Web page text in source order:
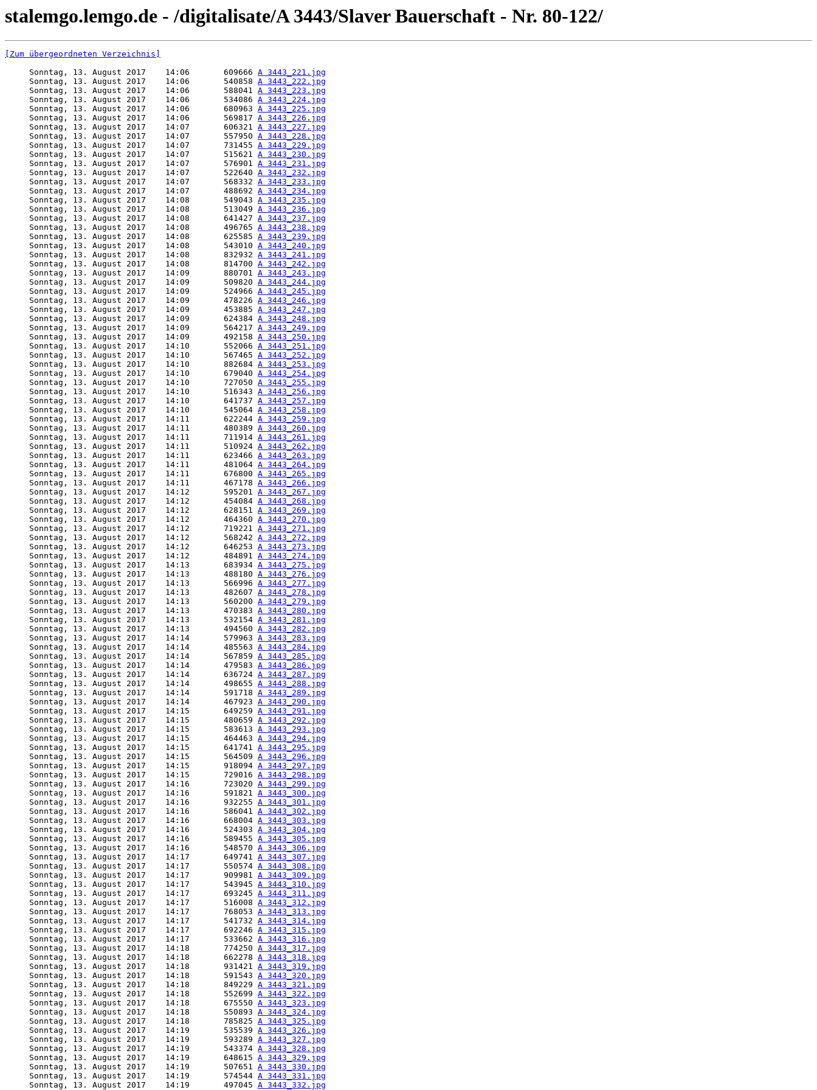
stalemgo.lemgo.de - /digitalisate/A 3443/Slaver Bauerschaft - Nr. 80-122/
[Zum übergeordneten Verzeichnis]
     Sonntag, 13. August 2017    14:06       609666
A 3443_221.jpg
     Sonntag, 13. August 2017    14:06       540858
A 3443_222.jpg
     Sonntag, 13. August 2017    14:06       588041
A 3443_223.jpg
     Sonntag, 13. August 2017    14:06       534086
A 3443_224.jpg
     Sonntag, 13. August 2017    14:06       680963
A 3443_225.jpg
     Sonntag, 13. August 2017    14:06       569817
A 3443_226.jpg
     Sonntag, 13. August 2017    14:07       606321
A 3443_227.jpg
     Sonntag, 13. August 2017    14:07       557950
A 3443_228.jpg
     Sonntag, 13. August 2017    14:07       731455
A 3443_229.jpg
     Sonntag, 13. August 2017    14:07       515621
A 3443_230.jpg
     Sonntag, 13. August 2017    14:07       576901
A 3443_231.jpg
     Sonntag, 13. August 2017    14:07       522640
A 3443_232.jpg
     Sonntag, 13. August 2017    14:07       568332
A 3443_233.jpg
     Sonntag, 13. August 2017    14:07       488692
A 3443_234.jpg
     Sonntag, 13. August 2017    14:08       549043
A 3443_235.jpg
     Sonntag, 13. August 2017    14:08       513049
A 3443_236.jpg
     Sonntag, 13. August 2017    14:08       641427
A 3443_237.jpg
     Sonntag, 13. August 2017    14:08       496765
A 3443_238.jpg
     Sonntag, 13. August 2017    14:08       625585
A 3443_239.jpg
     Sonntag, 13. August 2017    14:08       543010
A 3443_240.jpg
     Sonntag, 13. August 2017    14:08       832932
A 3443_241.jpg
     Sonntag, 13. August 2017    14:08       814700
A 3443_242.jpg
     Sonntag, 13. August 2017    14:09       880701
A 3443_243.jpg
     Sonntag, 13. August 2017    14:09       509820
A 3443_244.jpg
     Sonntag, 13. August 2017    14:09       524966
A 3443_245.jpg
     Sonntag, 13. August 2017    14:09       478226
A 3443_246.jpg
     Sonntag, 13. August 2017    14:09       453885
A 3443_247.jpg
     Sonntag, 13. August 2017    14:09       624384
A 3443_248.jpg
     Sonntag, 13. August 2017    14:09       564217
A 3443_249.jpg
     Sonntag, 13. August 2017    14:09       492158
A 3443_250.jpg
     Sonntag, 13. August 2017    14:10       552066
A 3443_251.jpg
     Sonntag, 13. August 2017    14:10       567465
A 3443_252.jpg
     Sonntag, 13. August 2017    14:10       882684
A 3443_253.jpg
     Sonntag, 13. August 2017    14:10       679040
A 3443_254.jpg
     Sonntag, 13. August 2017    14:10       727050
A 3443_255.jpg
     Sonntag, 13. August 2017    14:10       516343
A 3443_256.jpg
     Sonntag, 13. August 2017    14:10       641737
A 3443_257.jpg
     Sonntag, 13. August 2017    14:10       545064
A 3443_258.jpg
     Sonntag, 13. August 2017    14:11       622244
A 3443_259.jpg
     Sonntag, 13. August 2017    14:11       480389
A 3443_260.jpg
     Sonntag, 13. August 2017    14:11       711914
A 3443_261.jpg
     Sonntag, 13. August 2017    14:11       510924
A 3443_262.jpg
     Sonntag, 13. August 2017    14:11       623466
A 3443_263.jpg
     Sonntag, 13. August 2017    14:11       481064
A 3443_264.jpg
     Sonntag, 13. August 2017    14:11       676800
A 3443_265.jpg
     Sonntag, 13. August 2017    14:11       467178
A 3443_266.jpg
     Sonntag, 13. August 2017    14:12       595201
A 3443_267.jpg
     Sonntag, 13. August 2017    14:12       454084
A 3443_268.jpg
     Sonntag, 13. August 2017    14:12       628151
A 3443_269.jpg
     Sonntag, 13. August 2017    14:12       464360
A 3443_270.jpg
     Sonntag, 13. August 2017    14:12       719221
A 3443_271.jpg
     Sonntag, 13. August 2017    14:12       568242
A 3443_272.jpg
     Sonntag, 13. August 2017    14:12       646253
A 3443_273.jpg
     Sonntag, 13. August 2017    14:12       484891
A 3443_274.jpg
     Sonntag, 13. August 2017    14:13       683934
A 3443_275.jpg
     Sonntag, 13. August 2017    14:13       488180
A 3443_276.jpg
     Sonntag, 13. August 2017    14:13       566996
A 3443_277.jpg
     Sonntag, 13. August 2017    14:13       482607
A 3443_278.jpg
     Sonntag, 13. August 2017    14:13       560200
A 3443_279.jpg
     Sonntag, 13. August 2017    14:13       470383
A 3443_280.jpg
     Sonntag, 13. August 2017    14:13       532154
A 3443_281.jpg
     Sonntag, 13. August 2017    14:13       494560
A 3443_282.jpg
     Sonntag, 13. August 2017    14:14       579963
A 3443_283.jpg
     Sonntag, 13. August 2017    14:14       485563
A 3443_284.jpg
     Sonntag, 13. August 2017    14:14       567859
A 3443_285.jpg
     Sonntag, 13. August 2017    14:14       479583
A 3443_286.jpg
     Sonntag, 13. August 2017    14:14       636724
A 3443_287.jpg
     Sonntag, 13. August 2017    14:14       498655
A 3443_288.jpg
     Sonntag, 13. August 2017    14:14       591718
A 3443_289.jpg
     Sonntag, 13. August 2017    14:14       467923
A 3443_290.jpg
     Sonntag, 13. August 2017    14:15       649259
A 3443_291.jpg
     Sonntag, 13. August 2017    14:15       480659
A 3443_292.jpg
     Sonntag, 13. August 2017    14:15       583613
A 3443_293.jpg
     Sonntag, 13. August 2017    14:15       464463
A 3443_294.jpg
     Sonntag, 13. August 2017    14:15       641741
A 3443_295.jpg
     Sonntag, 13. August 2017    14:15       564509
A 3443_296.jpg
     Sonntag, 13. August 2017    14:15       918094
A 3443_297.jpg
     Sonntag, 13. August 2017    14:15       729016
A 3443_298.jpg
     Sonntag, 13. August 2017    14:16       723020
A 3443_299.jpg
     Sonntag, 13. August 2017    14:16       591821
A 3443_300.jpg
     Sonntag, 13. August 2017    14:16       932255
A 3443_301.jpg
     Sonntag, 13. August 2017    14:16       586041
A 3443_302.jpg
     Sonntag, 13. August 2017    14:16       668004
A 3443_303.jpg
     Sonntag, 13. August 2017    14:16       524303
A 3443_304.jpg
     Sonntag, 13. August 2017    14:16       589455
A 3443_305.jpg
     Sonntag, 13. August 2017    14:16       548570
A 3443_306.jpg
     Sonntag, 13. August 2017    14:17       649741
A 3443_307.jpg
     Sonntag, 13. August 2017    14:17       550574
A 3443_308.jpg
     Sonntag, 13. August 2017    14:17       909981
A 3443_309.jpg
     Sonntag, 13. August 2017    14:17       543945
A 3443_310.jpg
     Sonntag, 13. August 2017    14:17       693245
A 3443_311.jpg
     Sonntag, 13. August 2017    14:17       516008
A 3443_312.jpg
     Sonntag, 13. August 2017    14:17       768053
A 3443_313.jpg
     Sonntag, 13. August 2017    14:17       541732
A 3443_314.jpg
     Sonntag, 13. August 2017    14:17       692246
A 3443_315.jpg
     Sonntag, 13. August 2017    14:17       533662
A 3443_316.jpg
     Sonntag, 13. August 2017    14:18       774250
A 3443_317.jpg
     Sonntag, 13. August 2017    14:18       662278
A 3443_318.jpg
     Sonntag, 13. August 2017    14:18       931421
A 3443_319.jpg
     Sonntag, 13. August 2017    14:18       591543
A 3443_320.jpg
     Sonntag, 13. August 2017    14:18       849229
A 3443_321.jpg
     Sonntag, 13. August 2017    14:18       552699
A 3443_322.jpg
     Sonntag, 13. August 2017    14:18       675550
A 3443_323.jpg
     Sonntag, 13. August 2017    14:18       550893
A 3443_324.jpg
     Sonntag, 13. August 2017    14:18       785825
A 3443_325.jpg
     Sonntag, 13. August 2017    14:19       535539
A 3443_326.jpg
     Sonntag, 13. August 2017    14:19       593289
A 3443_327.jpg
     Sonntag, 13. August 2017    14:19       543374
A 3443_328.jpg
     Sonntag, 13. August 2017    14:19       648615
A 3443_329.jpg
     Sonntag, 13. August 2017    14:19       507651
A 3443_330.jpg
     Sonntag, 13. August 2017    14:19       574544
A 3443_331.jpg
     Sonntag, 13. August 2017    14:19       497045
A 3443_332.jpg